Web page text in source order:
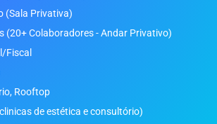
(Sala Privativa)
(20+ Colaboradores - Andar Privativo)
Fiscal
Rooftop
de estética e consultório)